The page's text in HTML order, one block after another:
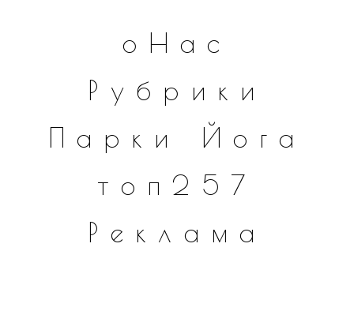
оНас
Рубрики
Парки
Йога
топ257
Реклама